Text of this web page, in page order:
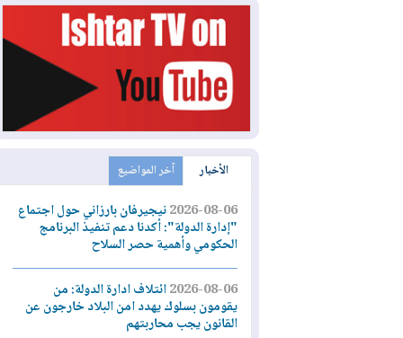
الأخبار آخر المواضيع
2026-08-06نيجيرفان بارزاني حول اجتماع
"إدارة الدولة": أكدنا دعم تنفيذ البرنامج
الحكومي وأهمية حصر السلاح
2026-08-06ائتلاف ادارة الدولة: من
يقومون بسلوك يهدد امن البلاد خارجون عن
القانون يجب محاربتهم